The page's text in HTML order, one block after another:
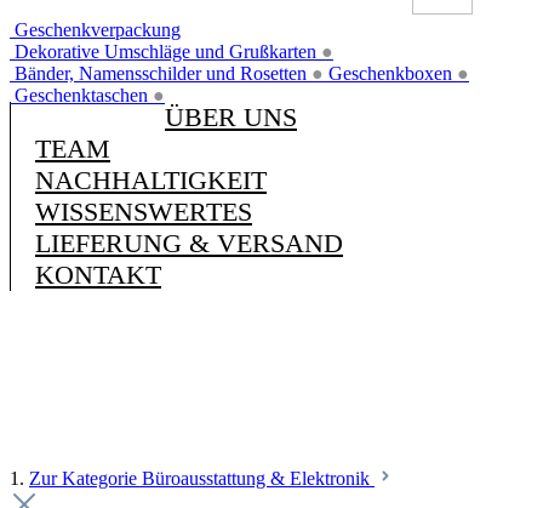
Geschenkverpackung
Dekorative Umschläge und Grußkarten ●
Bänder, Namensschilder und Rosetten ● Geschenkboxen ●
Geschenktaschen ●
ÜBER UNS
TEAM
NACHHALTIGKEIT
WISSENSWERTES
LIEFERUNG & VERSAND
KONTAKT
1. Zur Kategorie Büroausstattung & Elektronik